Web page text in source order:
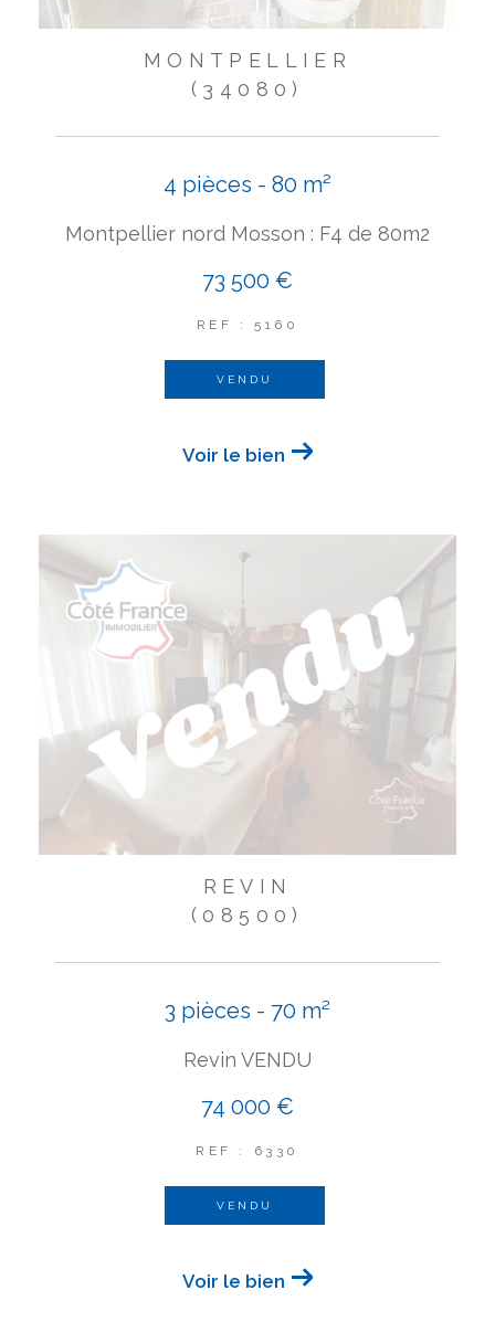
MONTPELLIER
(34080)
4 pièces - 80 m²
Montpellier nord Mosson : F4 de 80m2
73 500 €
REF : 5160
VENDU
Voir le bien
REVIN
(08500)
3 pièces - 70 m²
Revin VENDU
74 000 €
REF : 6330
VENDU
Voir le bien